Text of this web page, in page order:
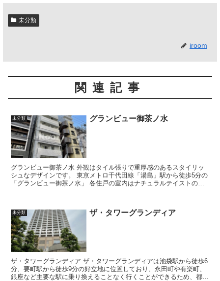
未分類
iroom
関連記事
未分類 グランビュー御茶ノ水
グランビュー御茶ノ水 外観はタイル張りで重厚感のあるスタイリッ
シュなデザインです。 東京メトロ千代田線「湯島」駅から徒歩5分の
「グランビュー御茶ノ水」 各住戸の室内はナチュラルテイストの内
未分類 ザ・タワーグランディア
ザ・タワーグランディア ザ・タワーグランディアは池袋駅から徒歩6
分、要町駅から徒歩9分の好立地に位置しており、永田町や有楽町、
銀座など主要な駅に乗り換えることなく行くことができるため、都心